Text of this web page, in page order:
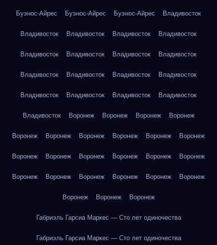
Буэнос-Айрес Буэнос-Айрес Буэнос-Айрес Владивосток
Владивосток Владивосток Владивосток Владивосток
Владивосток Владивосток Владивосток Владивосток
Владивосток Владивосток Владивосток Владивосток
Владивосток Владивосток Владивосток Владивосток
Владивосток Воронеж Воронеж Воронеж Воронеж
Воронеж Воронеж Воронеж Воронеж Воронеж Воронеж
Воронеж Воронеж Воронеж Воронеж Воронеж Воронеж
Воронеж Воронеж Воронеж Воронеж Воронеж Воронеж
Воронеж Воронеж Воронеж
Габриэль Гарсиа Маркес — Сто лет одиночества
Габриэль Гарсиа Маркес — Сто лет одиночества